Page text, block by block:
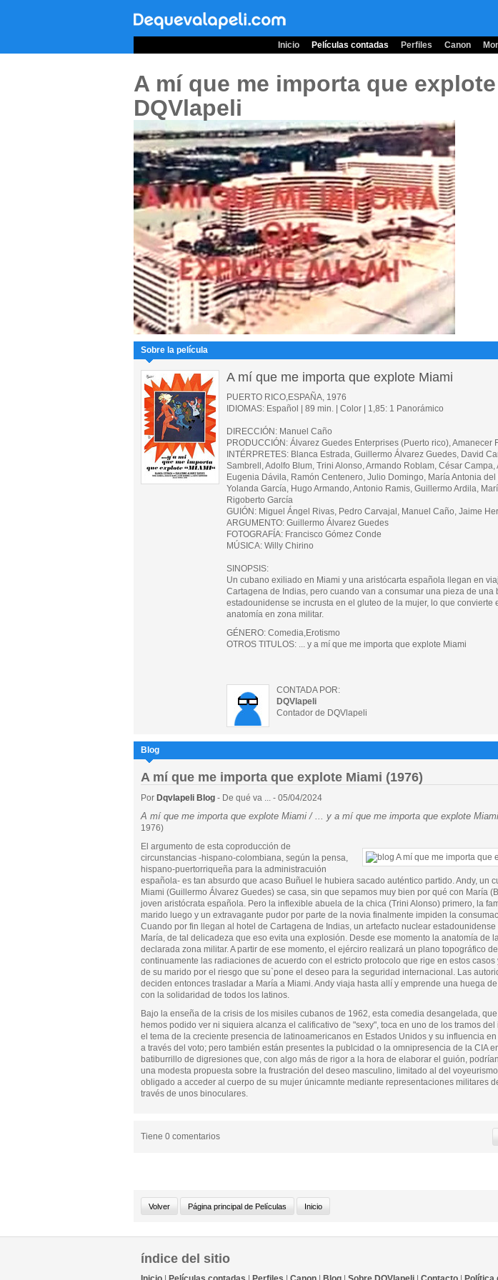
Inicio Películas contadas Perfiles Canon
A mí que me importa que
DQVlapeli
Sobre la película
A mí que me importa que explote Miami
PUERTO RICO,ESPAÑA, 1976
IDIOMAS: Español | 89 min. | Color | 1,85: 1 Panorámico
DIRECCIÓN: Manuel Caño
PRODUCCIÓN: Álvarez Guedes Enterprises (Puerto rico), Amanecer
INTÉRPRETES: Blanca Estrada, Guillermo Álvarez Guedes, David
Sambrell, Adolfo Blum, Trini Alonso, Armando Roblam, César Campa,
Eugenia Dávila, Ramón Centenero, Julio Domingo, María Antonia
Yolanda García, Hugo Armando, Antonio Ramis, Guillermo Ardila,
Rigoberto García
GUIÓN: Miguel Ángel Rivas, Pedro Carvajal, Manuel Caño, Jaime
ARGUMENTO: Guillermo Álvarez Guedes
FOTOGRAFÍA: Francisco Gómez Conde
MÚSICA: Willy Chirino
SINOPSIS:
Un cubano exiliado en Miami y una aristócarta española llegan en
Cartagena de Indias, pero cuando van a consumar una pieza de una
estadounidense se incrusta en el gluteo de la mujer, lo que convierte
anatomía en zona militar.
GÉNERO: Comedia,Erotismo
OTROS TITULOS: ... y a mí que me importa que explote Miami
CONTADA POR:
DQVlapeli
Contador de DQVlapeli
Blog
A mí que me importa que explote Miami (1976)
Por Dqvlapeli Blog - De qué va ... - 05/04/2024
A mí que me importa que explote Miami / ... y a mí que me importa que explote Miami
1976)
El argumento de esta coproducción de
circunstancias -hispano-colombiana, según la pensa,
hispano-puertorriqueña para la administracuión
española- es tan absurdo que acaso Buñuel le hubiera sacado auténtico partido. Andy, un
Miami (Guillermo Álvarez Guedes) se casa, sin que sepamos muy bien por qué con María
joven aristócrata española. Pero la inflexible abuela de la chica (Trini Alonso) primero, la
marido luego y un extravagante pudor por parte de la novia finalmente impiden la
Cuando por fin llegan al hotel de Cartagena de Indias, un artefacto nuclear
María, de tal delicadeza que eso evita una explosión. Desde ese momento la anatomía de
declarada zona militar. A partir de ese momento, el ejérciro realizará un plano topográfico
continuamente las radiaciones de acuerdo con el estricto protocolo que rige en estos
de su marido por el riesgo que su`pone el deseo para la seguridad internacional. Las
deciden entonces trasladar a María a Miami. Andy viaja hasta allí y emprende una huega
con la solidaridad de todos los latinos.
Bajo la enseña de la crisis de los misiles cubanos de 1962, esta comedia desangelada,
hemos podido ver ni siquiera alcanza el calificativo de "sexy", toca en uno de los tramos
el tema de la creciente presencia de latinoamericanos en Estados Unidos y su influencia
a través del voto; pero también están presentes la publcidad o la omnipresencia de la CIA
batiburrillo de digresiones que, con algo más de rigor a la hora de elaborar el guión,
una modesta propuesta sobre la frustración del deseo masculino, limitado al del
obligado a acceder al cuerpo de su mujer únicamnte mediante representaciones militares
través de unos binoculares.
Tiene 0 comentarios
índice del sitio